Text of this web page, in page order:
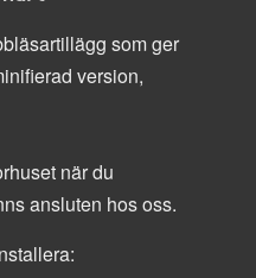
som ger
version,
när du
ansluten hos oss.